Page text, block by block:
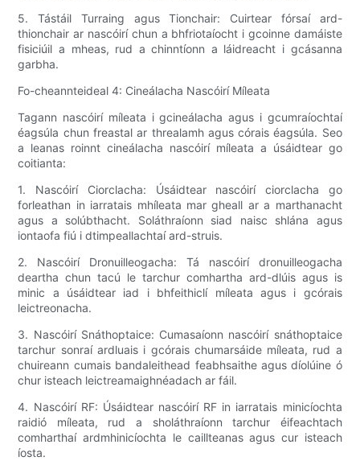
5. Tástáil Turraing agus Tionchair: Cuirtear fórsaí ard-
thionchair ar nascóirí chun a bhfriotaíocht i gcoinne damáiste
fisiciúil a mheas, rud a chinntíonn a láidreacht i gcásanna
garbha.
Fo-cheannteideal 4: Cineálacha Nascóirí Míleata
Tagann nascóirí míleata i gcineálacha agus i gcumraíochtaí
éagsúla chun freastal ar threalamh agus córais éagsúla. Seo
a leanas roinnt cineálacha nascóirí míleata a úsáidtear go
coitianta:
1. Nascóirí Ciorclacha: Úsáidtear nascóirí ciorclacha go
forleathan in iarratais mhíleata mar gheall ar a marthanacht
agus a solúbthacht. Soláthraíonn siad naisc shlána agus
iontaofa fiú i dtimpeallachtaí ard-struis.
2. Nascóirí Dronuilleogacha: Tá nascóirí dronuilleogacha
deartha chun tacú le tarchur comhartha ard-dlúis agus is
minic a úsáidtear iad i bhfeithiclí míleata agus i gcórais
leictreonacha.
3. Nascóirí Snáthoptaice: Cumasaíonn nascóirí snáthoptaice
tarchur sonraí ardluais i gcórais chumarsáide míleata, rud a
chuireann cumais bandaleithead feabhsaithe agus díolúine ó
chur isteach leictreamaighnéadach ar fáil.
4. Nascóirí RF: Úsáidtear nascóirí RF in iarratais minicíochta
raidió míleata, rud a sholáthraíonn tarchur éifeachtach
comharthaí ardmhinicíochta le caillteanas agus cur isteach
íosta.